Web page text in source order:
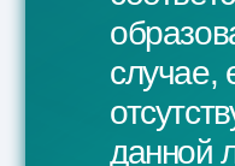
Дипломированный
стаж 12
Кузнецова